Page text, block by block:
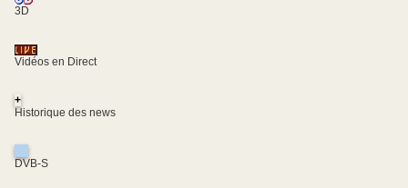
3D
Vidéos en Direct
+
Historique des news
DVB-S